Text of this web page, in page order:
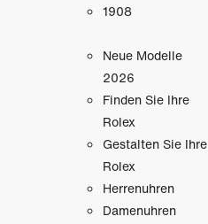
1908
Neue Modelle
2026
Finden Sie Ihre
Rolex
Gestalten Sie Ihre
Rolex
Herrenuhren
Damenuhren